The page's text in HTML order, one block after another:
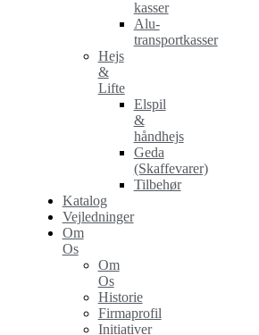
kasser
Alu-
transportkasser
Hejs
&
Lifte
Elspil
&
håndhejs
Geda
(Skaffevarer)
Tilbehør
Katalog
Vejledninger
Om
Os
Om
Os
Historie
Firmaprofil
Initiativer